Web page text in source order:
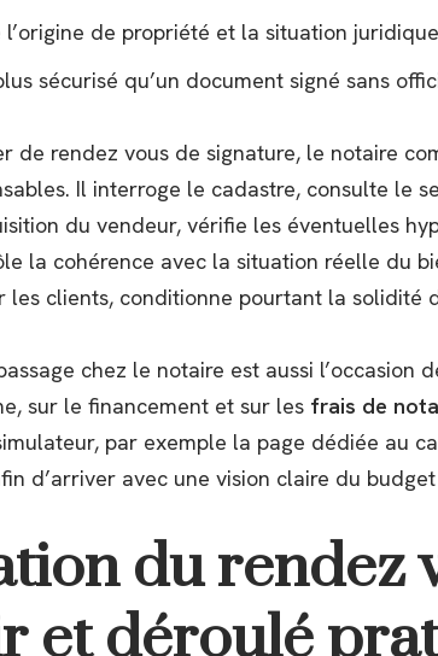
de propriété et la situation
sécurisé qu’un document signé sans
de rendez vous de signature, le notaire
Il interroge le cadastre, consulte le
du vendeur, vérifie les éventuelles
la cohérence avec la situation réelle du
les clients, conditionne pourtant la solidité
chez le notaire est aussi l’occasion
sur le financement et sur les frais de
par exemple la page dédiée au
d’arriver avec une vision claire du
du rendez
et déroulé